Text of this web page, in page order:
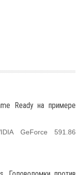
Ready на примере
GeForce 591.86